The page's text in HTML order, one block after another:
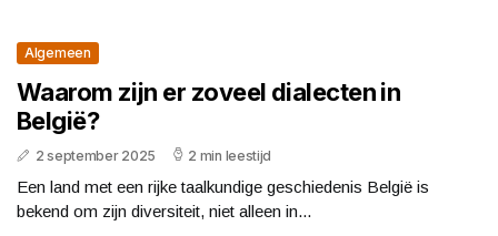
Algemeen
Waarom zijn er zoveel dialecten in
België?
2 september 2025 2 min leestijd
Een land met een rijke taalkundige geschiedenis België is
bekend om zijn diversiteit, niet alleen in...